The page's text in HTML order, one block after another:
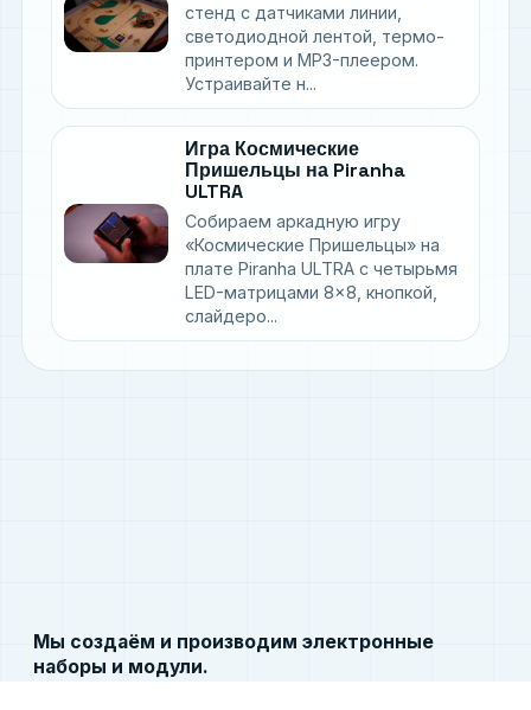
стенд с датчиками линии,
светодиодной лентой, термо-
принтером и MP3-плеером.
Устраивайте н...
Игра Космические
Пришельцы на Piranha
ULTRA
Собираем аркадную игру
«Космические Пришельцы» на
плате Piranha ULTRA с четырьмя
LED-матрицами 8×8, кнопкой,
слайдеро...
Мы создаём и производим электронные
наборы и модули.